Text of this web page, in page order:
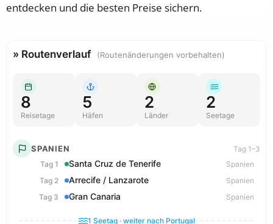
entdecken und die besten Preise sichern.
» Routenverlauf (Routenänderungen vorbehalten)
8
Reisetage
5
Häfen
2
Länder
2
Seetage
SPANIEN
Tag 1–3
Tag 1
Santa Cruz de Tenerife
Spanien
Tag 2
Arrecife / Lanzarote
Spanien
Tag 3
Gran Canaria Spanien
1 Seetag · weiter nach Portugal